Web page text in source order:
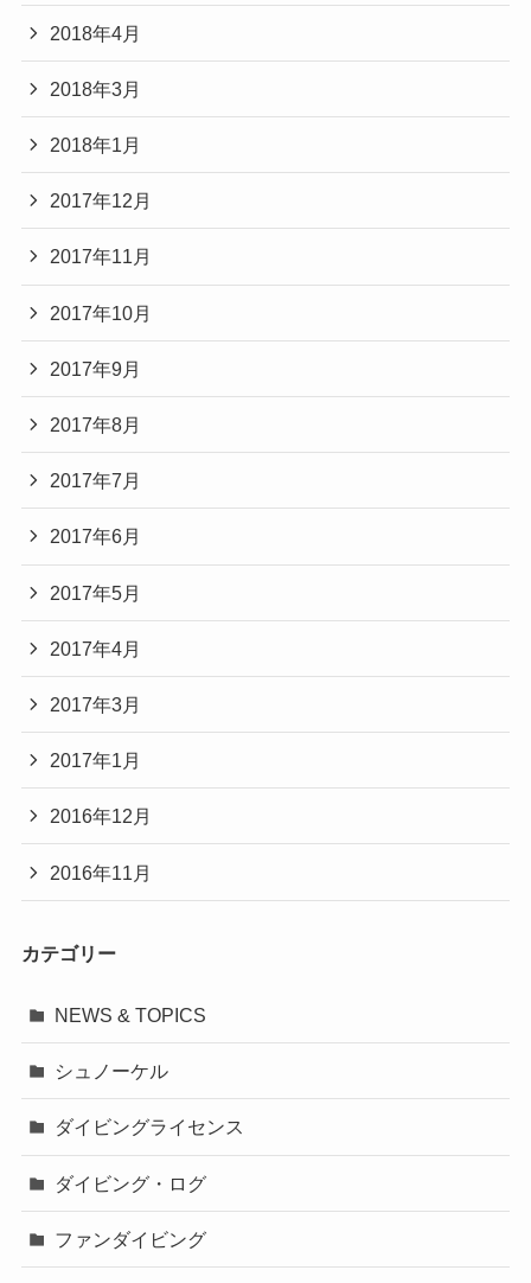
2018年4月
2018年3月
2018年1月
2017年12月
2017年11月
2017年10月
2017年9月
2017年8月
2017年7月
2017年6月
2017年5月
2017年4月
2017年3月
2017年1月
2016年12月
2016年11月
カテゴリー
NEWS & TOPICS
シュノーケル
ダイビングライセンス
ダイビング・ログ
ファンダイビング